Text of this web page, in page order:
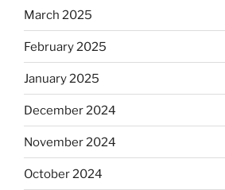
March 2025
February 2025
January 2025
December 2024
November 2024
October 2024